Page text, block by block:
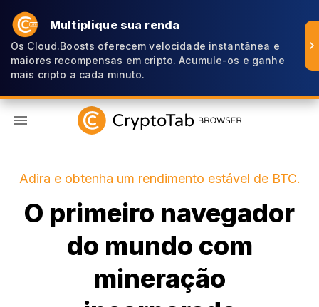
Multiplique sua renda
Os Cloud.Boosts oferecem velocidade instantânea e
maiores recompensas em cripto. Acumule-os e ganhe
mais cripto a cada minuto.
Adira e obtenha um rendimento estável de BTC.
O primeiro navegador
do mundo com
mineração